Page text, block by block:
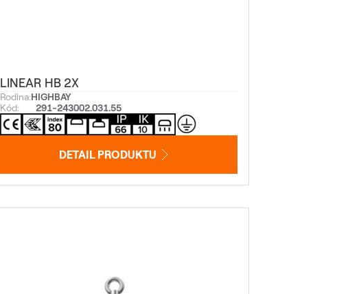
LINEAR HB 2X
Rodina:HIGHBAY
Kód:
291-243002.031.55
DETAIL PRODUKTU